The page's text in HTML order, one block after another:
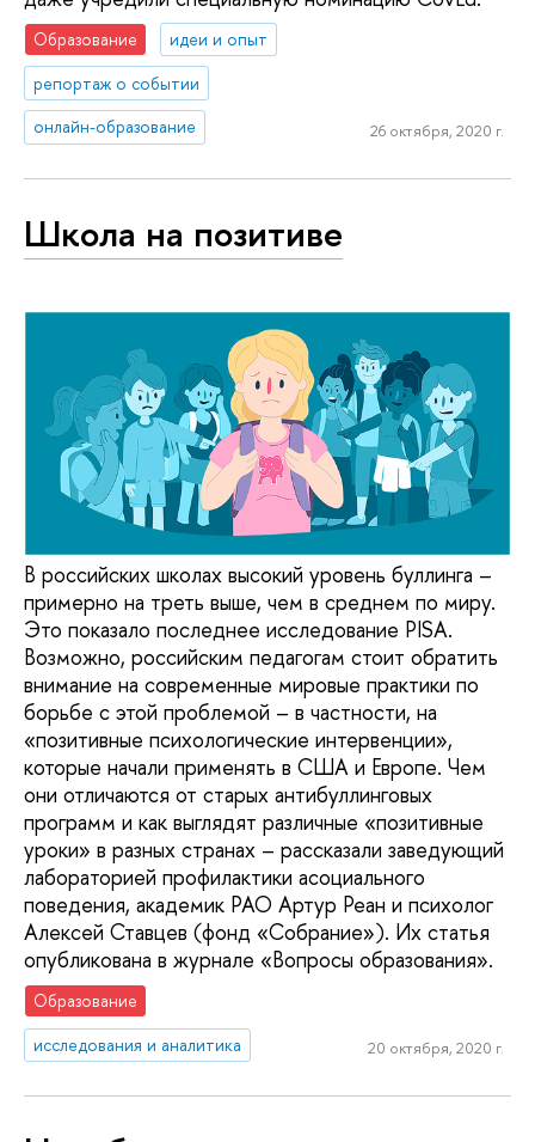
Образование
идеи и опыт
репортаж о событии
онлайн-образование
26 октября, 2020 г.
Школа на позитиве
В российских школах высокий уровень буллинга –
примерно на треть выше, чем в среднем по миру.
Это показало последнее исследование PISA.
Возможно, российским педагогам стоит обратить
внимание на современные мировые практики по
борьбе с этой проблемой – в частности, на
«позитивные психологические интервенции»,
которые начали применять в США и Европе. Чем
они отличаются от старых антибуллинговых
программ и как выглядят различные «позитивные
уроки» в разных странах – рассказали заведующий
лабораторией профилактики асоциального
поведения, академик РАО Артур Реан и психолог
Алексей Ставцев (фонд «Собрание»). Их статья
опубликована в журнале «Вопросы образования».
Образование
исследования и аналитика
20 октября, 2020 г.